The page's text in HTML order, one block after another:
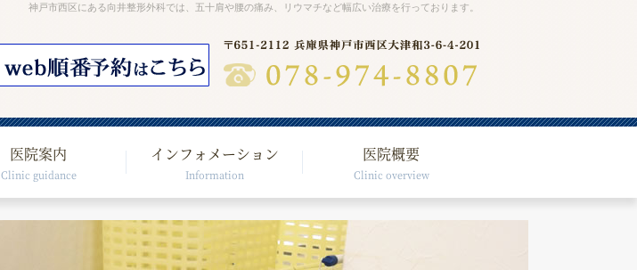
神戸市西区にある向井整形外科では、五十肩や腰の痛み、リウマチなど幅広い治療を行っております。
医院案内
Clinic guidance
インフォメーション
Information
医院概要
Clinic overview